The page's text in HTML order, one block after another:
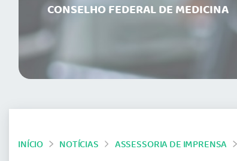
CONSELHO FEDERAL DE MEDICINA
INÍCIO NOTÍCIAS ASSESSORIA DE IMPRENSA